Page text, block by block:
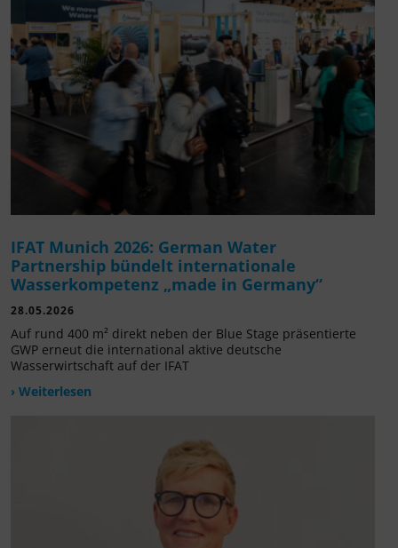
IFAT Munich 2026: German Water
Partnership bündelt internationale
Wasserkompetenz „made in Germany“
28.05.2026
Auf rund 400 m² direkt neben der Blue Stage präsentierte
GWP erneut die international aktive deutsche
Wasserwirtschaft auf der IFAT
› Weiterlesen